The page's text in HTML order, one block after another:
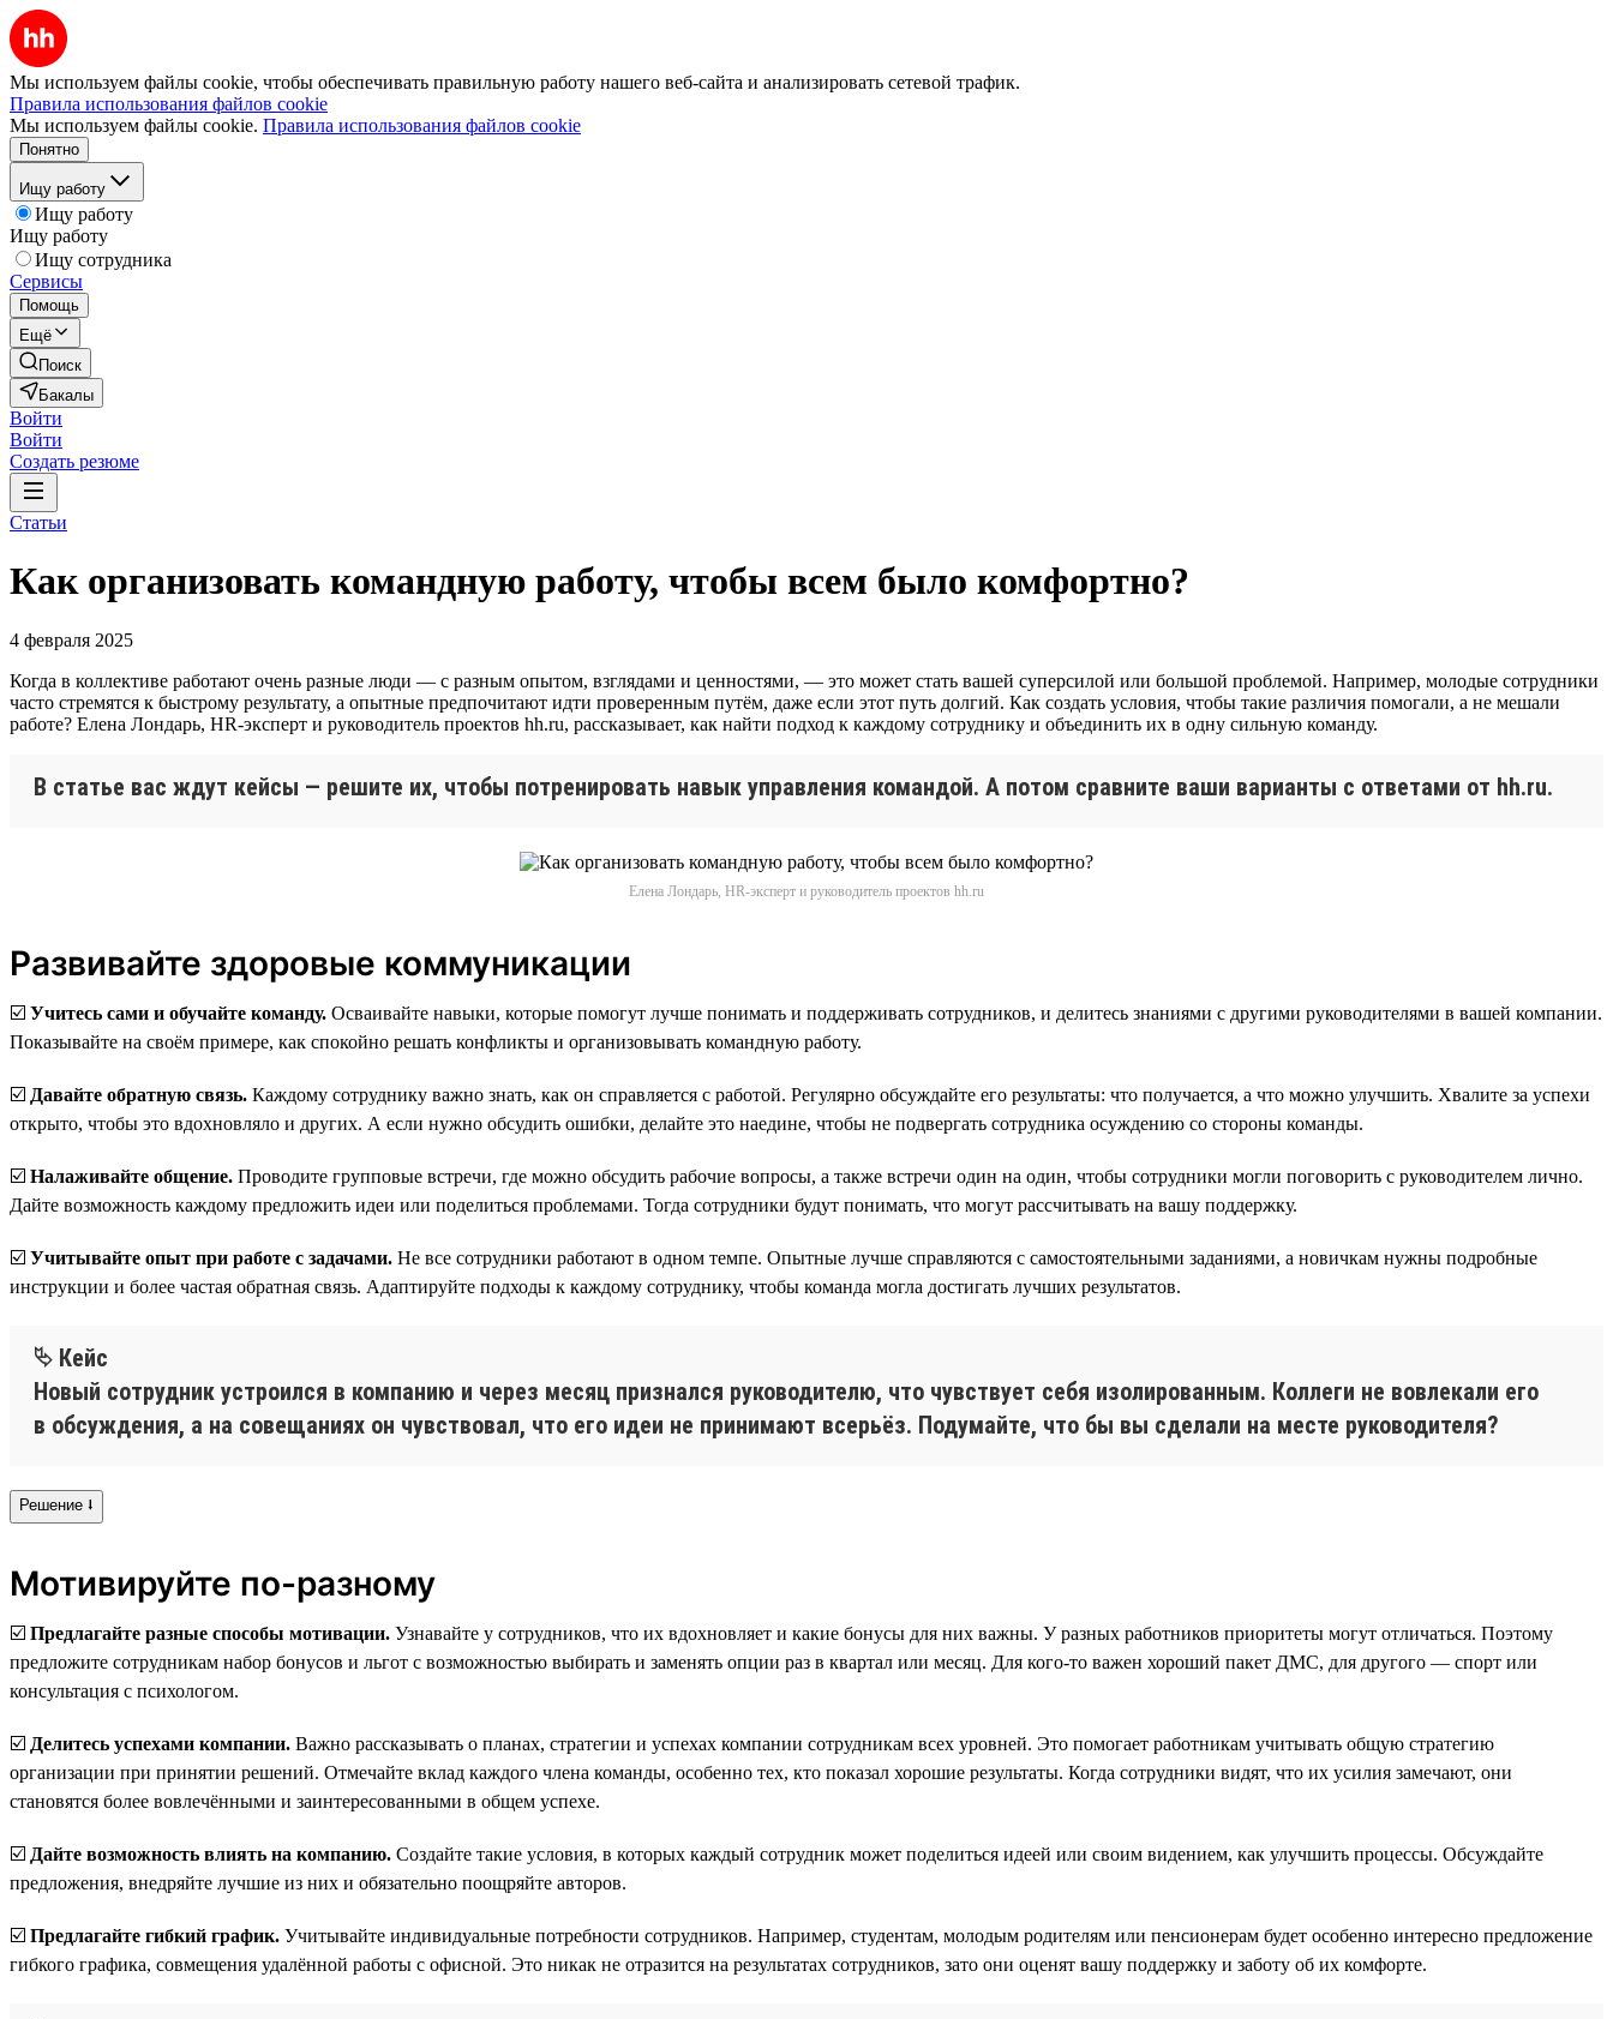
Мы используем файлы cookie, чтобы обеспечивать правильную работу нашего веб-сайта и анализировать сетевой трафик.
Правила использования файлов cookie
Мы используем файлы cookie. Правила использования файлов cookie
Понятно
Ищу работу
Ищу работу
Ищу работу
Ищу сотрудника
Сервисы
Помощь
Ещё
Поиск
Бакалы
Войти
Войти
Создать резюме
Статьи
Как организовать командную работу, чтобы всем было комфортно?
4 февраля 2025
Когда в коллективе работают очень разные люди — с разным опытом, взглядами и ценностями, — это может стать вашей суперсилой или большой проблемой. Например, молодые сотрудники
часто стремятся к быстрому результату, а опытные предпочитают идти проверенным путём, даже если этот путь долгий. Как создать условия, чтобы такие различия помогали, а не мешали
работе? Елена Лондарь, HR-эксперт и руководитель проектов hh.ru, рассказывает, как найти подход к каждому сотруднику и объединить их в одну сильную команду.
В статье вас ждут кейсы — решите их, чтобы потренировать навык управления командой. А потом сравните ваши варианты с ответами от hh.ru.
Елена Лондарь, HR-эксперт и руководитель проектов hh.ru
Развивайте здоровые коммуникации
☑️ Учитесь сами и обучайте команду. Осваивайте навыки, которые помогут лучше понимать и поддерживать сотрудников, и делитесь знаниями с другими руководителями в вашей компании.
Показывайте на своём примере, как спокойно решать конфликты и организовывать командную работу.
☑️ Давайте обратную связь. Каждому сотруднику важно знать, как он справляется с работой. Регулярно обсуждайте его результаты: что получается, а что можно улучшить. Хвалите за успехи
открыто, чтобы это вдохновляло и других. А если нужно обсудить ошибки, делайте это наедине, чтобы не подвергать сотрудника осуждению со стороны команды.
☑️ Налаживайте общение. Проводите групповые встречи, где можно обсудить рабочие вопросы, а также встречи один на один, чтобы сотрудники могли поговорить с руководителем лично.
Дайте возможность каждому предложить идеи или поделиться проблемами. Тогда сотрудники будут понимать, что могут рассчитывать на вашу поддержку.
☑️ Учитывайте опыт при работе с задачами. Не все сотрудники работают в одном темпе. Опытные лучше справляются с самостоятельными заданиями, а новичкам нужны подробные
инструкции и более частая обратная связь. Адаптируйте подходы к каждому сотруднику, чтобы команда могла достигать лучших результатов.
⮱ Кейс
Новый сотрудник устроился в компанию и через месяц признался руководителю, что чувствует себя изолированным. Коллеги не вовлекали его
в обсуждения, а на совещаниях он чувствовал, что его идеи не принимают всерьёз. Подумайте, что бы вы сделали на месте руководителя?
Решение ⭣
Мотивируйте по-разному
☑️ Предлагайте разные способы мотивации. Узнавайте у сотрудников, что их вдохновляет и какие бонусы для них важны. У разных работников приоритеты могут отличаться. Поэтому
предложите сотрудникам набор бонусов и льгот с возможностью выбирать и заменять опции раз в квартал или месяц. Для кого-то важен хороший пакет ДМС, для другого — спорт или
консультация с психологом.
☑️ Делитесь успехами компании. Важно рассказывать о планах, стратегии и успехах компании сотрудникам всех уровней. Это помогает работникам учитывать общую стратегию
организации при принятии решений. Отмечайте вклад каждого члена команды, особенно тех, кто показал хорошие результаты. Когда сотрудники видят, что их усилия замечают, они
становятся более вовлечёнными и заинтересованными в общем успехе.
☑️ Дайте возможность влиять на компанию. Создайте такие условия, в которых каждый сотрудник может поделиться идеей или своим видением, как улучшить процессы. Обсуждайте
предложения, внедряйте лучшие из них и обязательно поощряйте авторов.
☑️ Предлагайте гибкий график. Учитывайте индивидуальные потребности сотрудников. Например, студентам, молодым родителям или пенсионерам будет особенно интересно предложение
гибкого графика, совмещения удалённой работы с офисной. Это никак не отразится на результатах сотрудников, зато они оценят вашу поддержку и заботу об их комфорте.